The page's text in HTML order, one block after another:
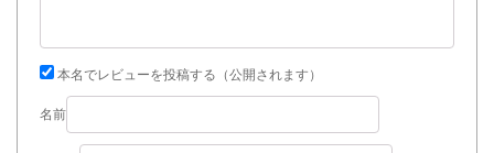
本名でレビューを投稿する（公開されます）
名前